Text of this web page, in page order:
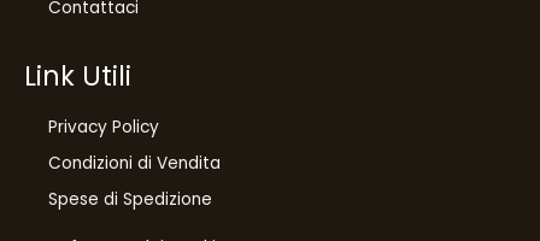
Contattaci
Link Utili
Privacy Policy
Condizioni di Vendita
Spese di Spedizionedi sconto, solo per te